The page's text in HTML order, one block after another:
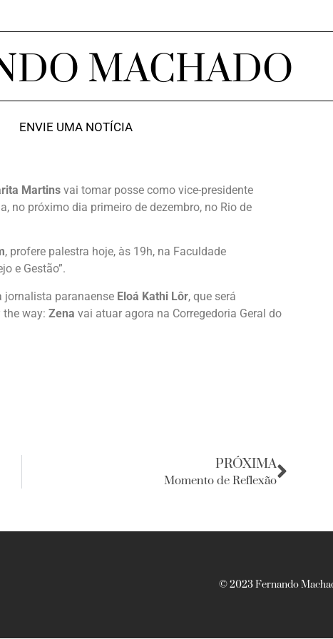
MACHADO
ENVIE UMA NOTÍCIA
Martins vai tomar posse como vice-presidente
no próximo dia primeiro de dezembro, no Rio de
, profere palestra hoje, às 19h, na Faculdade
e Gestão”.
jornalista paranaense Eloá Kathi Lôr, que será
the way: Zena vai atuar agora na Corregedoria Geral do
PRÓXIMA
Momento de Reflexão
© 2023 Fernando